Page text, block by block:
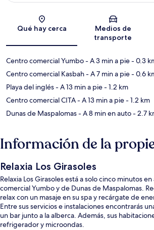
Qué hay cerca
Medios de
transporte
Centro comercial Yumbo- A 3 min a pie- 0.3
Centro comercial Kasbah- A 7 min a pie- 0.6
Playa del inglés- A 13 min a pie- 1.2 km
Centro comercial CITA- A 13 min a pie- 1.2 km
Dunas de Maspalomas- A 8 min en auto- 2.7
Información de la
Relaxia Los Girasoles
Relaxia Los Girasoles está a solo cinco minutos
comercial Yumbo y de Dunas de Maspalomas.
relax con un masaje en su spa y recárgate de
Entre sus servicios e instalaciones encontrarás
un bar junto a la alberca. Además, sus
refrigerador y microondas.